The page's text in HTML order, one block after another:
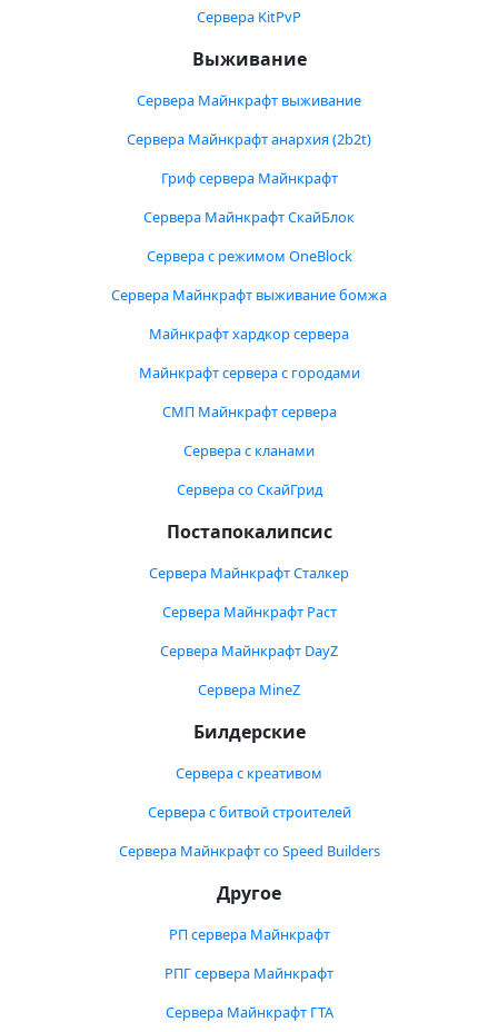
Сервера KitPvP
Выживание
Сервера Майнкрафт выживание
Сервера Майнкрафт анархия (2b2t)
Гриф сервера Майнкрафт
Сервера Майнкрафт СкайБлок
Сервера с режимом OneBlock
Сервера Майнкрафт выживание бомжа
Майнкрафт хардкор сервера
Майнкрафт сервера с городами
СМП Майнкрафт сервера
Сервера с кланами
Сервера со СкайГрид
Постапокалипсис
Сервера Майнкрафт Сталкер
Сервера Майнкрафт Раст
Сервера Майнкрафт DayZ
Сервера MineZ
Билдерские
Сервера с креативом
Сервера с битвой строителей
Сервера Майнкрафт со Speed Builders
Другое
РП сервера Майнкрафт
РПГ сервера Майнкрафт
Сервера Майнкрафт ГТА